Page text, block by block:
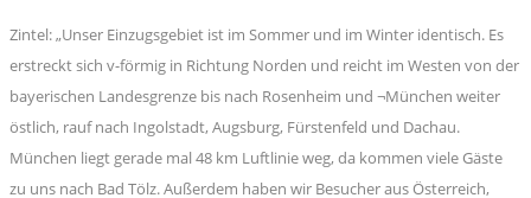
Zintel: „Unser Einzugsgebiet ist im Sommer und im Winter identisch. Es
erstreckt sich v-förmig in Richtung Norden und reicht im Westen von der
bayerischen Landesgrenze bis nach Rosenheim und ¬München weiter
östlich, rauf nach Ingolstadt, Augsburg, Fürstenfeld und Dachau.
München liegt gerade mal 48 km Luftlinie weg, da kommen viele Gäste
zu uns nach Bad Tölz. Außerdem haben wir Besucher aus Österreich,